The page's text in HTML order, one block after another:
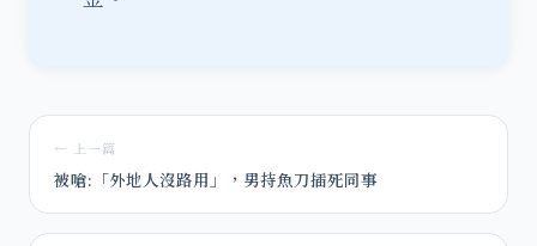
← 上一篇
被嗆:「外地人沒路用」，男持魚刀插死同事